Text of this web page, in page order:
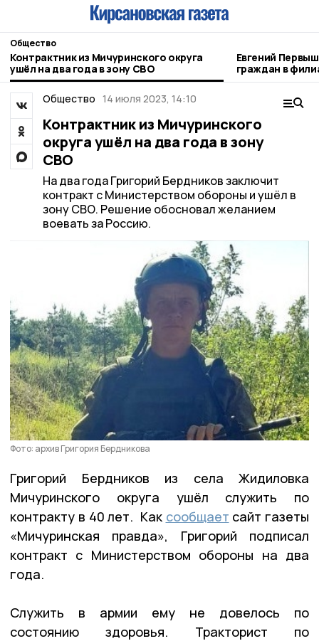
Общество
Контрактник из Мичуринского округа
ушёл на два года в зону СВО
Евгений Первышов
граждан в
Отечества»
Общество 14 июля 2023, 14:10
Контрактник из Мичуринского
округа ушёл на два года в зону
СВО
На два года Григорий Бердников заключит
контракт с Министерством обороны и ушёл в
зону СВО. Решение обосновал желанием
воевать за Россию.
Фото: архив Григория Бердникова
Григорий Бердников из села Жидиловка
Мичуринского округа ушёл служить по
контракту в 40 лет. Как сообщает сайт газеты
«Мичуринская правда», Григорий подписал
контракт с Министерством обороны на два
года.
Служить в армии ему не довелось по
состоянию здоровья. Тракторист по